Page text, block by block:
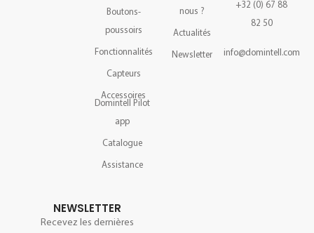
Boutons-
poussoirs
Fonctionnalités
Capteurs
Accessoires
Domintell Pilot
app
Catalogue
Assistance
nous ?
Actualités
Newsletter
+32 (0) 67 88
82 50
info@domintell.com
NEWSLETTER
Recevez les dernières